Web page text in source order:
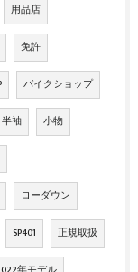
用品店
免許
バイクショップ
半袖 小物
ローダウン
SP401 正規取扱